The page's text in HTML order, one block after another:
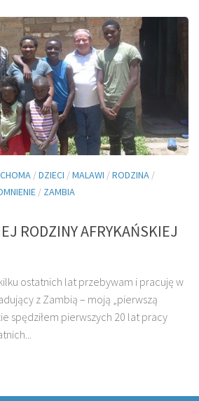
CHOMA /DZIECI /MALAWI /RODZINA /
/ ZAMBIA
RODZINY AFRYKAŃSKIEJ
kilku ostatnich lat przebywam i pracuję w
z Zambią – moją „pierwszą
spędziłem pierwszych 20 lat pracy